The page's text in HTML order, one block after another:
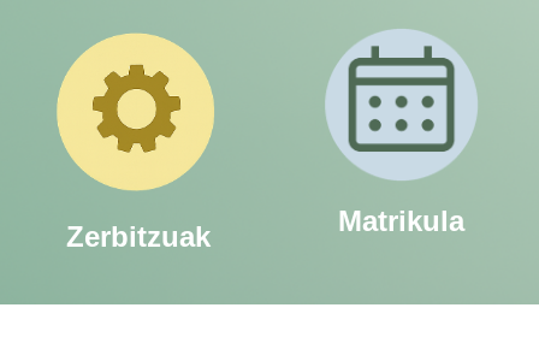
Zerbitzuak Matrikula